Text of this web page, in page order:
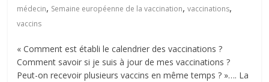
médecin, Semaine européenne de la vaccination,vaccinations,
vaccins
« Comment est établi le calendrier des vaccinations ?
Comment savoir si je suis à jour de mes vaccinations ?
Peut-on recevoir plusieurs vaccins en même temps ? »…. La